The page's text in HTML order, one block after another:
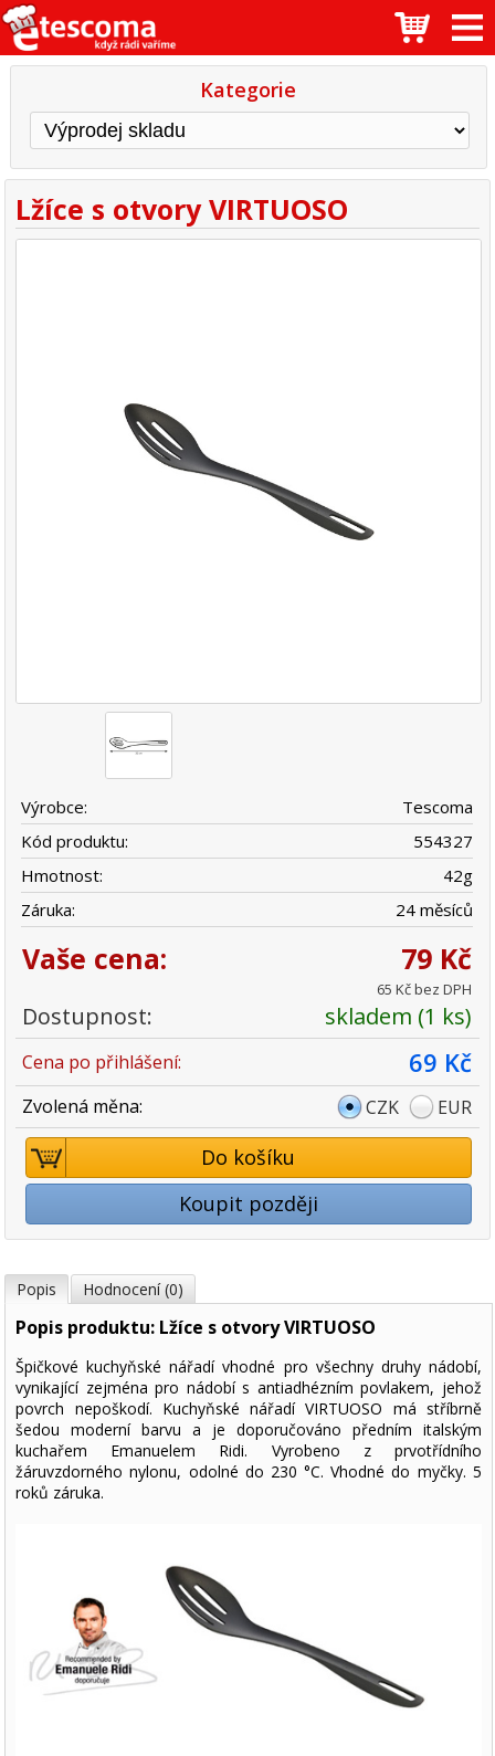
Kategorie
Lžíce s otvory VIRTUOSO
Výrobce:
Tescoma
Kód produktu:
554327
Hmotnost:
42g
Záruka:
24 měsíců
Vaše cena: 79 Kč
65 Kč bez DPH
Dostupnost: skladem (1 ks)
Cena po přihlášení: 69 Kč
Zvolená měna: CZK EUR
Do košíku
Koupit později
Popis Hodnocení (0)
Popis produktu: Lžíce s otvory VIRTUOSO
Špičkové kuchyňské nářadí vhodné pro všechny druhy nádobí,
vynikající zejména pro nádobí s antiadhézním povlakem, jehož
povrch nepoškodí. Kuchyňské nářadí VIRTUOSO má stříbrně
šedou moderní barvu a je doporučováno předním italským
kuchařem Emanuelem Ridi. Vyrobeno z prvotřídního
žáruvzdorného nylonu, odolné do 230 °C. Vhodné do myčky. 5
roků záruka.